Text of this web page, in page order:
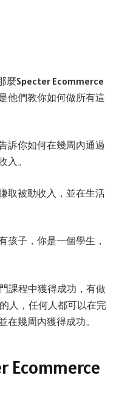
麼Specter Ecommerce
他們教你如何做所有這
訴你如何在幾周內通過
入。
取被動收入，並在生活
孩子，你是一個學生，
課程中獲得成功，有做
人，任何人都可以在完
在幾周內獲得成功。
Ecommerce